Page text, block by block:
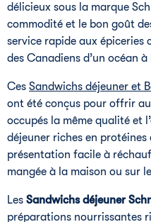
délicieux sous la marque
commodité et le bon goût
service rapide aux épiceries
des Canadiens d’un océan à
Ces Sandwichs déjeuner et
ont été conçus pour offrir
occupés la même qualité et
déjeuner riches en protéines
présentation facile à
mangée à la maison ou sur
Les Sandwichs déjeuner
préparations nourrissantes